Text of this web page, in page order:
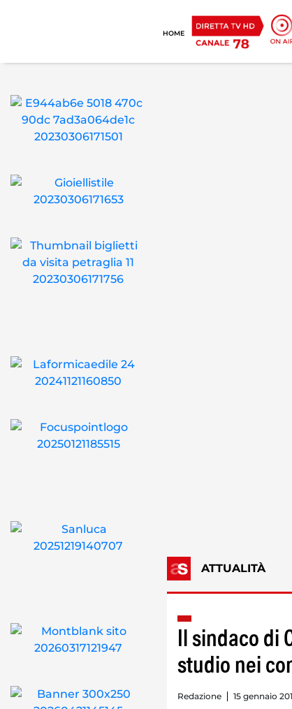
HOME
ATTUALITÀ
Il sindaco di
studio nei
Redazione 15 gennaio